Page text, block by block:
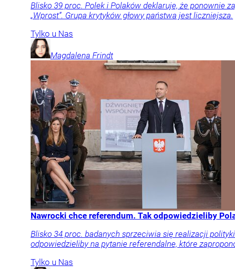
Blisko 39 proc. Polek i Polaków deklaruje, że ponownie
„Wprost”. Grupa krytyków głowy państwa jest liczniejsza.
Tylko u Nas
Magdalena Frindt
Nawrocki chce referendum. Tak odpowiedzieliby
Blisko 34 proc. badanych sprzeciwia się realizacji
odpowiedzieliby na pytanie referendalne, które
Tylko u Nas